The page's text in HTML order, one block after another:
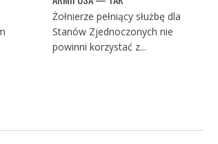
Żołnierze pełniący służbę dla
Stanów Zjednoczonych nie
powinni korzystać z...